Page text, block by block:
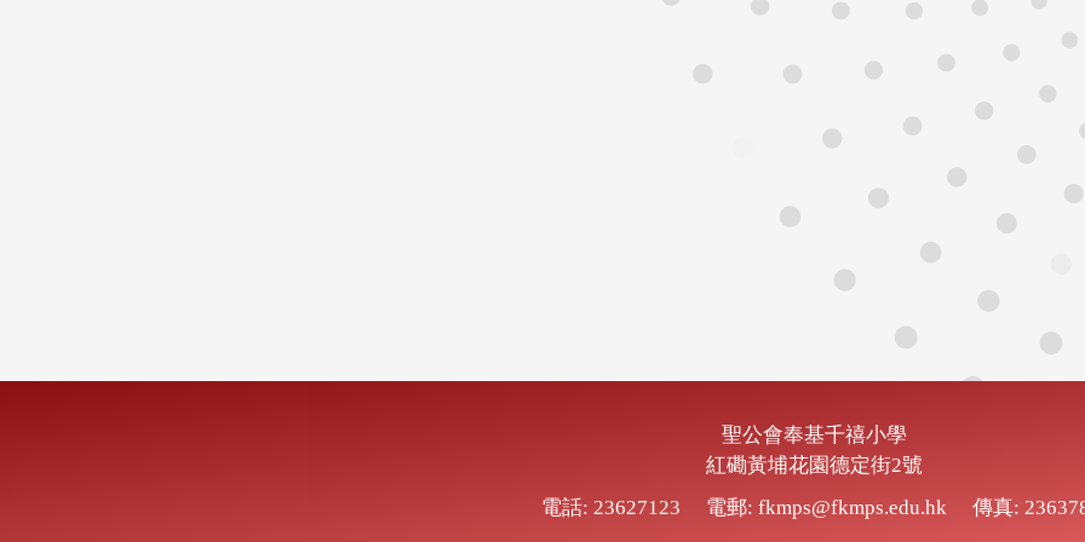
聖公會奉基千禧小學
紅磡黃埔花園德定街2號
電話: 23627123
電郵: fkmps@fkmps.edu.hk 傳真: